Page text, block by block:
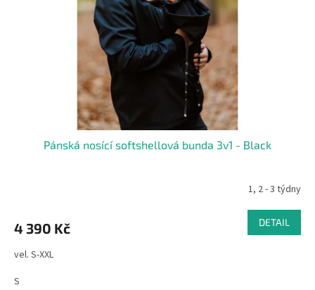
Pánská nosící softshellová bunda 3v1 - Black
1, 2 - 3 týdny
4 390 Kč DETAIL
vel. S-XXL
S